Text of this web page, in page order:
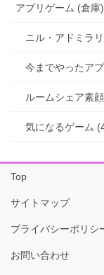
アプリゲーム (倉庫
ニル・アドミラ
今までやったア
ルームシェア素
気になるゲーム
Top
サイトマップ
プライバシーポリシ
お問い合わせ